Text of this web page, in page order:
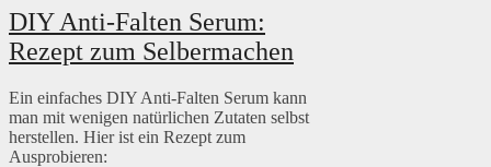
DIY Anti-Falten Serum:
Rezept zum Selbermachen
Ein einfaches DIY Anti-Falten Serum kann
man mit wenigen natürlichen Zutaten selbst
herstellen. Hier ist ein Rezept zum
Ausprobieren: